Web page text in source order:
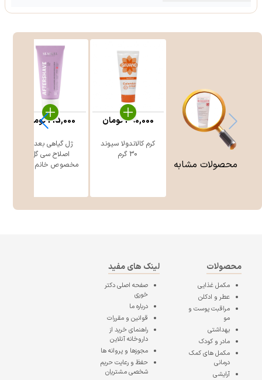
محصولات مشابه
کرم کالاندولا سیوند
30 گرم
390,000تومان
ژل گیاهی بعد از
اصلاح سی گل
مخصوص خانم ه ...
215,000تومان
محصولات
مکمل غذایی
عطر و ادکلن
مراقبت پوست و
مو
بهداشتی
مادر و کودک
مکمل های کمک
درمانی
آرایشی
لینک های مفید
صفحه اصلیدکتر
خوری
درباره ما
قوانین و مقررات
راهنمای خرید از
داروخانه آنلاین
مجوزها و پروانه ها
حفظ و رعایت حریم
شخصی مشتریان